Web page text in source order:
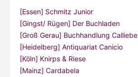
[Essen] Schmitz Junior
[Gingst/ Rügen] Der Buchladen
[Groß Gerau] Buchhandlung Calliebe
[Heidelberg] Antiquariat Canicio
[Köln] Knirps & Riese
[Mainz] Cardabela